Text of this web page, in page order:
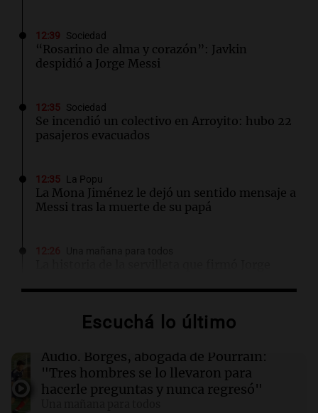
12:39 Sociedad
“Rosarino de alma y corazón”: Javkin
despidió a Jorge Messi
12:35 Sociedad
Se incendió un colectivo en Arroyito: hubo 22
pasajeros evacuados
12:35 La Popu
La Mona Jiménez le dejó un sentido mensaje a
Messi tras la muerte de su papá
Barcelona
Así fue la última aparición pública de Jorge
Messi junto a Lionel
Escuchá lo último
Audio. Borges, abogada de Pourrain:
"Tres hombres se lo llevaron para
hacerle preguntas y nunca regresó"